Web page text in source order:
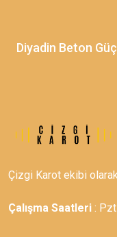
Diyadin Beton
Çizgi Karot ekibi
Çalışma Saatleri :